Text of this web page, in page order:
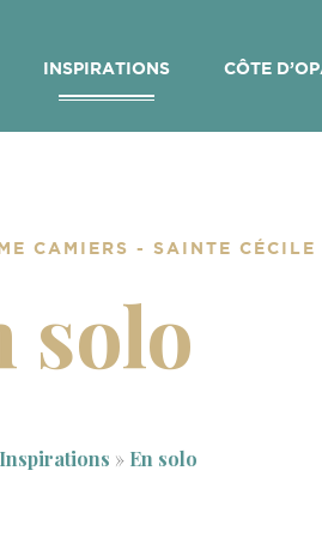
INSPIRATIONS CÔTE
CAMIERS - SAINTE CÉCILE
solo
Inspirations » En solo